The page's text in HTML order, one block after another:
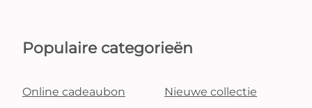
Populaire categorieën
Online cadeaubon Nieuwe collectie